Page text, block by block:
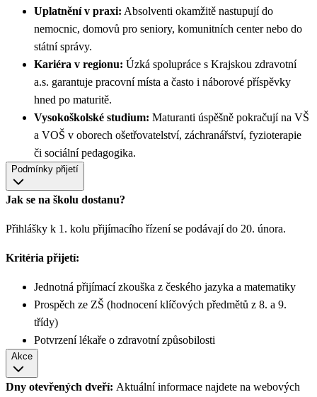
Uplatnění v praxi: Absolventi okamžitě nastupují do
nemocnic, domovů pro seniory, komunitních center nebo do
státní správy.
Kariéra v regionu: Úzká spolupráce s Krajskou zdravotní
a.s. garantuje pracovní místa a často i náborové příspěvky
hned po maturitě.
Vysokoškolské studium: Maturanti úspěšně pokračují na VŠ
a VOŠ v oborech ošetřovatelství, záchranářství, fyzioterapie
či sociální pedagogika.
Podmínky přijetí
Jak se na školu dostanu?
Přihlášky k 1. kolu přijímacího řízení se podávají do 20. února.
Kritéria přijetí:
Jednotná přijímací zkouška z českého jazyka a matematiky
Prospěch ze ZŠ (hodnocení klíčových předmětů z 8. a 9.
třídy)
Potvrzení lékaře o zdravotní způsobilosti
Akce
Dny otevřených dveří: Aktuální informace najdete na webových